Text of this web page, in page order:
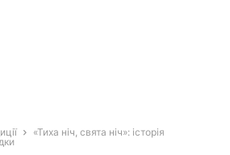
«Тиха ніч, свята ніч»: історія